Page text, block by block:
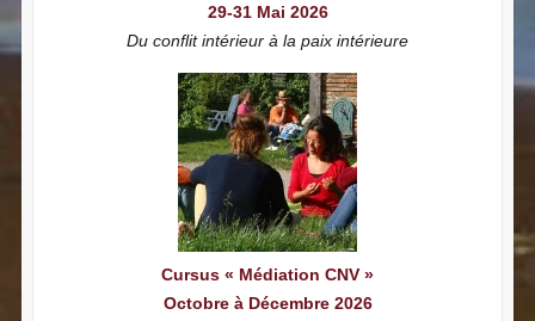
29-31 Mai 2026
Du conflit intérieur à la paix intérieure
Cursus « Médiation CNV »
Octobre à Décembre 2026